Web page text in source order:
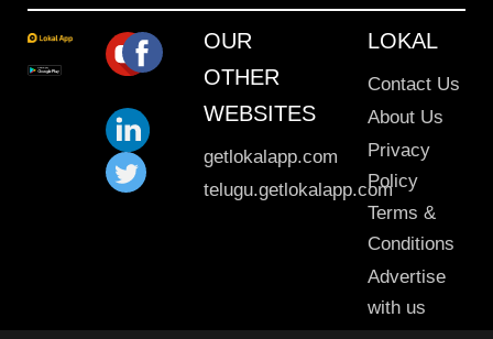
OUR
OTHER
WEBSITES
getlokalapp.com
telugu.getlokalapp.com
LOKAL
Contact Us
About Us
Privacy
Policy
Terms &
Conditions
Advertise
with us